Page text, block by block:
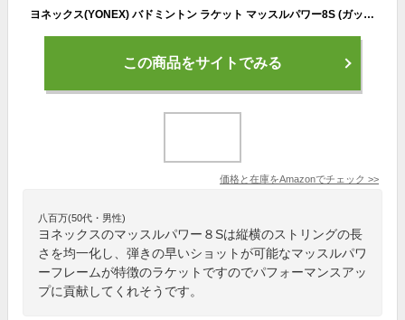
ヨネックス(YONEX) バドミントン ラケット マッスルパワー8S (ガット張り上げ済) 2U4 ピンク MP8SG
この商品をサイトでみる
価格と在庫をAmazonでチェック >>
八百万(50代・男性)
ヨネックスのマッスルパワー８Sは縦横のストリングの長
さを均一化し、弾きの早いショットが可能なマッスルパワ
ーフレームが特徴のラケットですのでパフォーマンスアッ
プに貢献してくれそうです。